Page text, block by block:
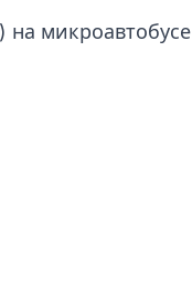
микроавтобусе